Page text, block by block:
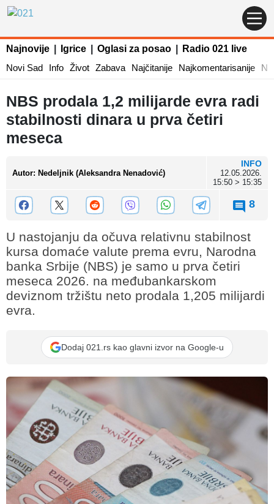
Najnovije Igrice Oglasi za posao
Radio 021 live
Novi Sad
Info Život Zabava Najčitanije Najkomentarisanije
NBS prodala 1,2 milijarde evra radi
stabilnosti dinara u prva četiri
meseca
Autor: Nedeljnik (Aleksandra Nenadović)
INFO
12.05.2026.
15:50 > 15:35
8
U nastojanju da očuva relativnu stabilnost
kursa domaće valute prema evru, Narodna
banka Srbije (NBS) je samo u prva četiri
meseca 2026. na međubankarskom
deviznom tržištu neto prodala 1,205 milijardi
evra.
Dodaj 021.rs kao glavni izvor na Google-u